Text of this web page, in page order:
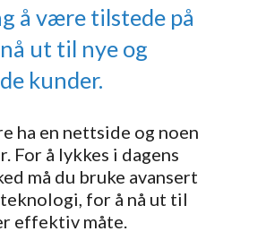
å være tilstede på
ut til nye og
kunder.
ha en nettside og noen
For å lykkes i dagens
må du bruke avansert
for å nå ut til
effektiv måte.